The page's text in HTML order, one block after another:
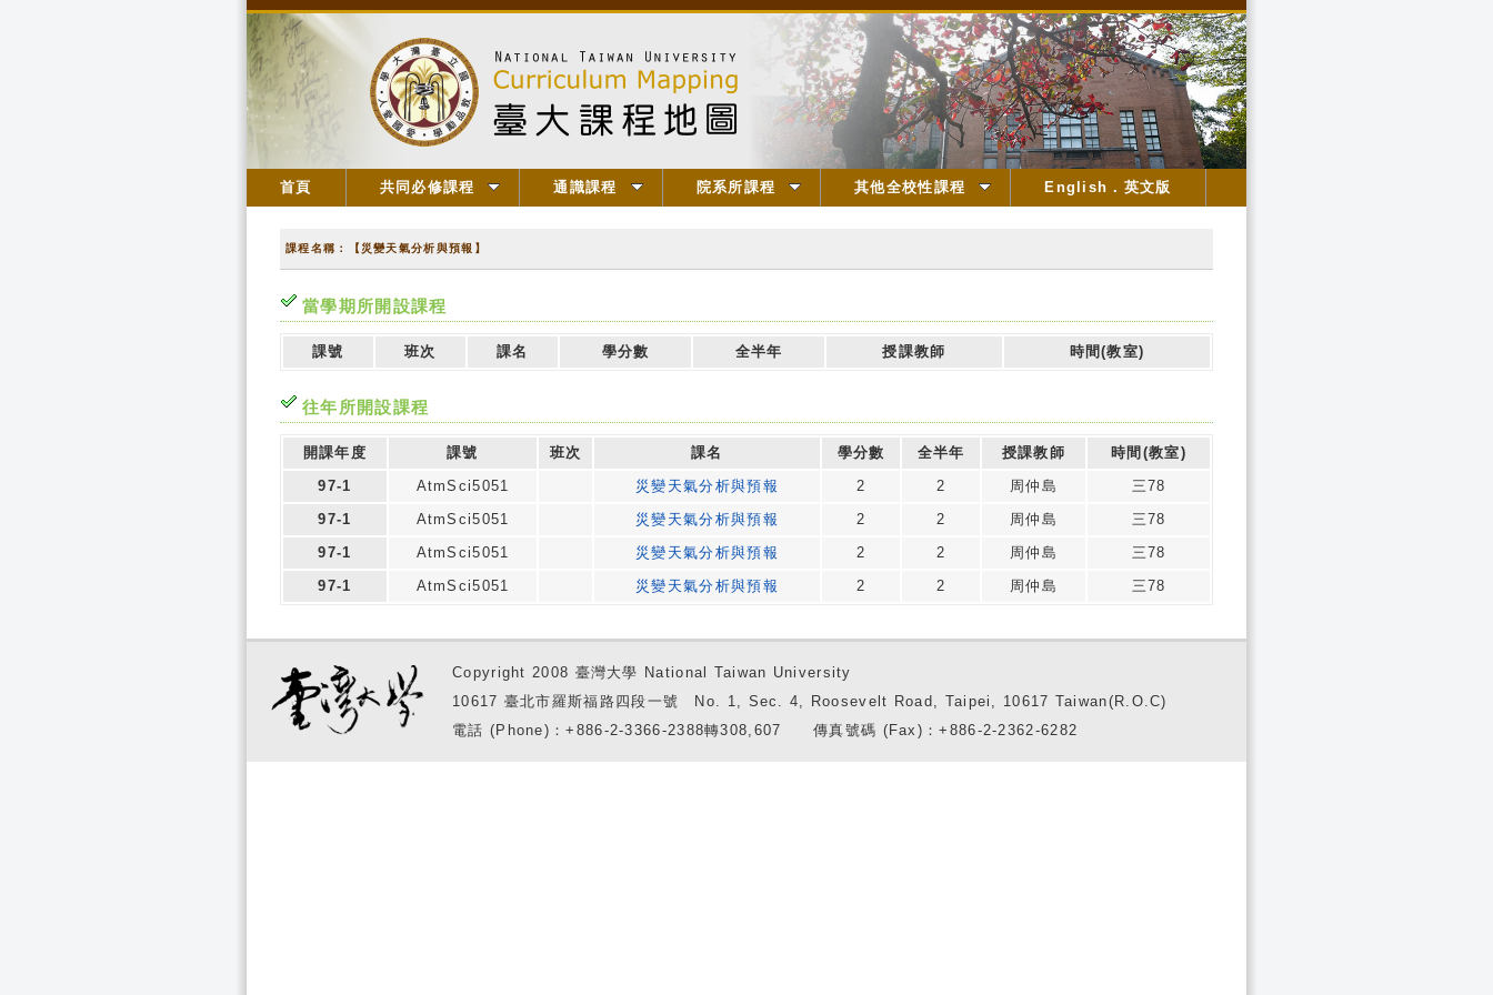
首頁 共同必修課程 通識課程 院系所課程 其他全校性課程 English．英文版
課程名稱：【災變天氣分析與預報】
當學期所開設課程
課號 班次 課名 學分數 全半年 授課教師 時間(教室)
往年所開設課程
開課年度 課號 班次 課名 學分數 全半年 授課教師
時間(教室)
97-1
AtmSci5051 災變天氣分析與預報 2 2 周仲島
三78
97-1
AtmSci5051 災變天氣分析與預報 2 2 周仲島
三78
97-1
AtmSci5051 災變天氣分析與預報 2 2 周仲島
三78
97-1
AtmSci5051 災變天氣分析與預報 2 2 周仲島 三78
Copyright 2008 臺灣大學 National Taiwan University
10617 臺北市羅斯福路四段一號 No. 1, Sec. 4, Roosevelt Road, Taipei, 10617 Taiwan(R.O.C)
電話 (Phone)：+886-2-3366-2388轉308,607 傳真號碼 (Fax)：+886-2-2362-6282